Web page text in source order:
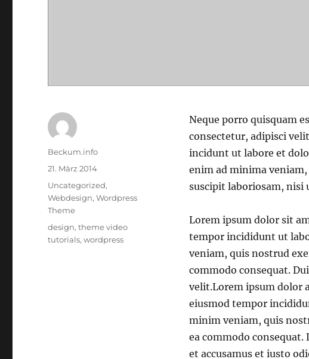
Neque porro quisquam
consectetur, adipisci
incidunt ut labore et
enim ad minima
suscipit laboriosam, nisi
Lorem ipsum dolor sit
tempor incididunt ut
veniam, quis nostrud
commodo consequat.
velit.Lorem ipsum dolor
eiusmod tempor
minim veniam, quis
ea commodo
et accusamus et iusto
Autor
Beckum.info
Veröffentlicht
21. März 2014
Kategorien
Uncategorized,
Webdesign,Wordpress
Theme
Schlagwörter
design,theme video
tutorials,wordpress